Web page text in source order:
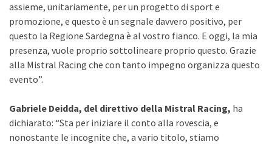
assieme, unitariamente, per un progetto di sport e
promozione, e questo è un segnale davvero positivo, per
questo la Regione Sardegna è al vostro fianco. E oggi, la mia
presenza, vuole proprio sottolineare proprio questo. Grazie
alla Mistral Racing che con tanto impegno organizza questo
evento”.
Gabriele Deidda, del direttivo della Mistral Racing, ha
dichiarato: “Sta per iniziare il conto alla rovescia, e
nonostante le incognite che, a vario titolo, stiamo